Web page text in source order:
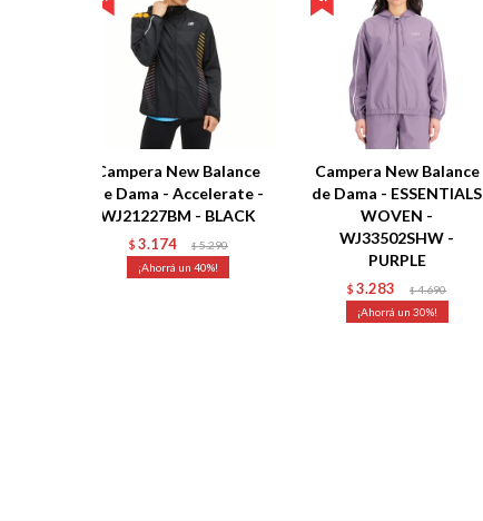
Campera New Balance
de Dama - Accelerate -
WJ21227BM - BLACK
$ 3.174 $ 5.290
40
Campera New Balance
de Dama - ESSENTIALS
WOVEN -
WJ33502SHW -
PURPLE
$ 3.283 $ 4.690
30